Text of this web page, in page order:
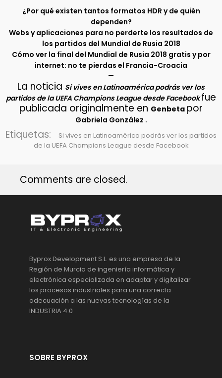
¿Por qué existen tantos formatos HDR y de quién
dependen?
Webs y aplicaciones para no perderte los resultados de
los partidos del Mundial de Rusia 2018
Cómo ver la final del Mundial de Rusia 2018 gratis y por
internet: no te pierdas el Francia-Croacia
–
La noticia Si vives en Latinoamérica podrás ver los
partidos de la UEFA Champions League desde Facebookfue
publicada originalmente en Genbeta por
Gabriela González .
Etiquetas:
Si vives en Latinoamérica podrás ver los partidos
de la UEFA Champions League desde Facebook
Comments are closed.
Byprox Development S.L. es una empresa de la
Región de Murcia de ingeniería informática y
electrónica especializada en adaptar y digitalizar
los procesos industriales para una correcta
adecuación a las nuevas tecnologías de la
INDUSTRIA 4.0
SOBRE BYPROX